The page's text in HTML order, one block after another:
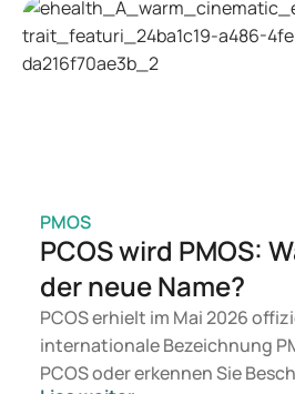
Sie geeignet ist, entscheidet
Grundlage Ihrer Gesundheit,
Medikamentenkonsums.
PMOS
PCOS wird PMOS:
der neue Name?
PCOS erhielt im Mai 2026
internationale Bezeichnung
PCOS oder erkennen Sie